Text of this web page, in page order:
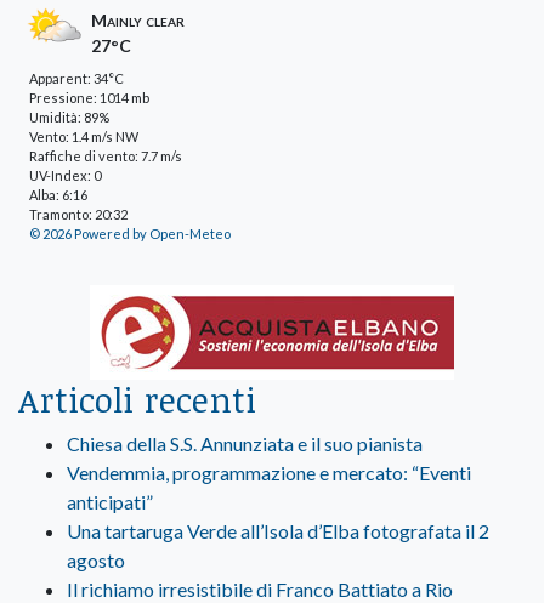
Mainly clear
27°C
Apparent: 34°C
Pressione: 1014 mb
Umidità: 89%
Vento: 1.4 m/s NW
Raffiche di vento: 7.7 m/s
UV-Index: 0
Alba: 6:16
Tramonto: 20:32
© 2026 Powered by Open-Meteo
Articoli recenti
Chiesa della S.S. Annunziata e il suo pianista
Vendemmia, programmazione e mercato: “Eventi
anticipati”
Una tartaruga Verde all’Isola d’Elba fotografata il 2
agosto
Il richiamo irresistibile di Franco Battiato a Rio